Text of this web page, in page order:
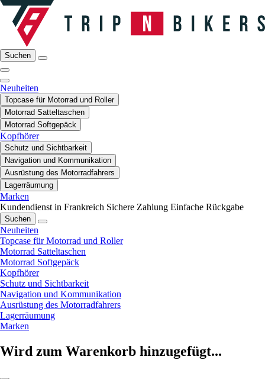
Suchen
Neuheiten
Topcase für Motorrad und Roller
Motorrad Satteltaschen
Motorrad Softgepäck
Kopfhörer
Schutz und Sichtbarkeit
Navigation und Kommunikation
Ausrüstung des Motorradfahrers
Lagerräumung
Marken
Kundendienst in Frankreich Sichere Zahlung Einfache Rückgabe
Suchen
Neuheiten
Topcase für Motorrad und Roller
Motorrad Satteltaschen
Motorrad Softgepäck
Kopfhörer
Schutz und Sichtbarkeit
Navigation und Kommunikation
Ausrüstung des Motorradfahrers
Lagerräumung
Marken
Wird zum Warenkorb hinzugefügt...